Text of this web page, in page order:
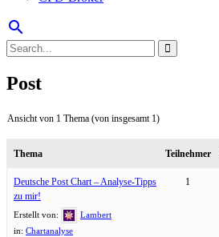
search
Post
Ansicht von 1 Thema (von insgesamt 1)
Thema Teilnehmer
Deutsche Post Chart – Analyse-Tipps
zu mir!
Erstellt von:
Lambert
in: Chartanalyse
1